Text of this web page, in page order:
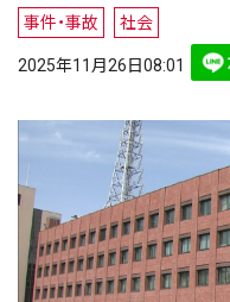
事件・事故 社会
2025年11月26日08:01